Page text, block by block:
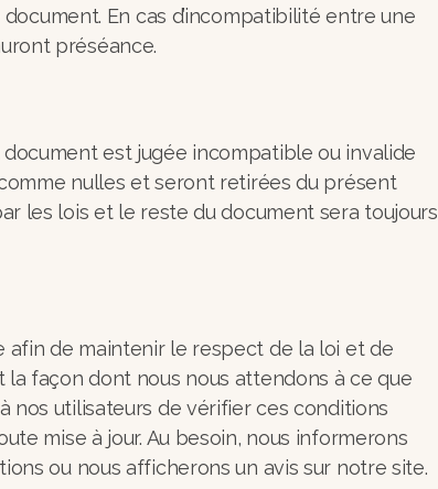
En cas d’incompatibilité entre une
préséance.
est jugée incompatible ou invalide
nulles et seront retirées du présent
les lois et le reste du document sera toujours
de maintenir le respect de la loi et de
façon dont nous nous attendons à ce que
nos utilisateurs de vérifier ces conditions
mise à jour. Au besoin, nous informerons
ou nous afficherons un avis sur notre site.